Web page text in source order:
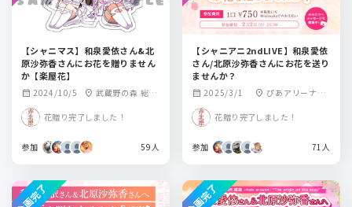
【シャニマス】和泉愛依さん&北
原沙弥香さんにお花を贈りません
か【楽屋花】
calendar_month 2024/10/5 location_on 武蔵野の森 総合
花贈り完了しました！
参加 59人
【シャニアニ2ndLIVE】和泉愛依
さん/北原沙弥香さんにお花を送り
ませんか？
calendar_month 2025/3/1 location_on ぴあアリーナM
花贈り完了しました！
参加 71人
企画完了 企画完了